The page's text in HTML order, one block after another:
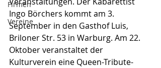
Firmen
Vereine
Ingo Börchers kommt am 3.
September in den Gasthof Luis,
Briloner Str. 53 in Warburg. Am 22.
Oktober veranstaltet der
Kulturverein eine Queen-Tribute-